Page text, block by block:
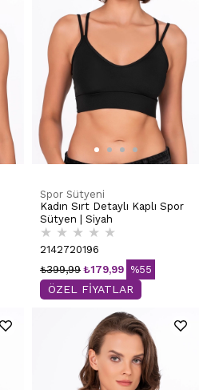
Spor Sütyeni
Kadın Sırt Detaylı Kaplı Spor
Sütyen | Siyah
★ ★ ★ ★ ★
2142720196
₺179,99
₺399,99 %55
ÖZEL FİYATLAR